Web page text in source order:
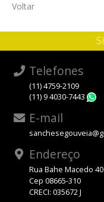
Voltar
Telefones
(11) 4759-2109
(11) 9 4030-7443
E-mail
Endereço
Rua Bahe Macedo
Cep 08665-310
CRECI: 035672 J